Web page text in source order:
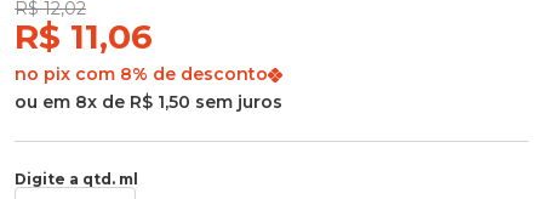
R$ 12,02
R$ 11,06
no pix com 8% de desconto
ou em 8x de R$ 1,50 sem juros
Digite a qtd. ml